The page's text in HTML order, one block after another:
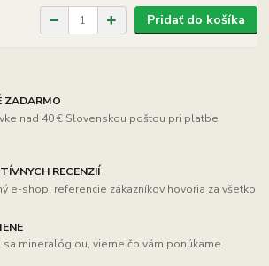
Pridať do košíka
ZADARMO
nad 40 € Slovenskou poštou pri platbe
RECENZIÍ
e-shop, referencie zákazníkov hovoria za všetko
mineralógiou, vieme čo vám ponúkame